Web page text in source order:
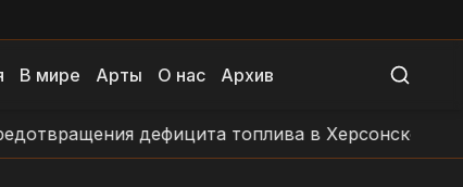
В мире Арты О нас Архив
дефицита топлива в Херсонской